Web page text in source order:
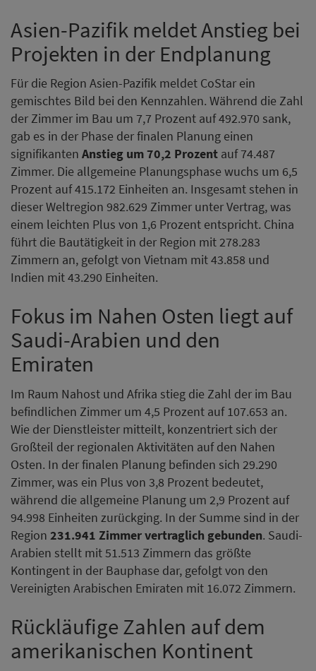
Asien-Pazifik meldet Anstieg bei
Projekten in der Endplanung
Für die Region Asien-Pazifik meldet CoStar ein
gemischtes Bild bei den Kennzahlen. Während die Zahl
der Zimmer im Bau um 7,7 Prozent auf 492.970 sank,
gab es in der Phase der finalen Planung einen
signifikanten Anstieg um 70,2 Prozent auf 74.487
Zimmer. Die allgemeine Planungsphase wuchs um 6,5
Prozent auf 415.172 Einheiten an. Insgesamt stehen in
dieser Weltregion 982.629 Zimmer unter Vertrag, was
einem leichten Plus von 1,6 Prozent entspricht. China
führt die Bautätigkeit in der Region mit 278.283
Zimmern an, gefolgt von Vietnam mit 43.858 und
Indien mit 43.290 Einheiten.
Fokus im Nahen Osten liegt auf
Saudi-Arabien und den
Emiraten
Im Raum Nahost und Afrika stieg die Zahl der im Bau
befindlichen Zimmer um 4,5 Prozent auf 107.653 an.
Wie der Dienstleister mitteilt, konzentriert sich der
Großteil der regionalen Aktivitäten auf den Nahen
Osten. In der finalen Planung befinden sich 29.290
Zimmer, was ein Plus von 3,8 Prozent bedeutet,
während die allgemeine Planung um 2,9 Prozent auf
94.998 Einheiten zurückging. In der Summe sind in der
Region 231.941 Zimmer vertraglich gebunden. Saudi-
Arabien stellt mit 51.513 Zimmern das größte
Kontingent in der Bauphase dar, gefolgt von den
Vereinigten Arabischen Emiraten mit 16.072 Zimmern.
Rückläufige Zahlen auf dem
amerikanischen Kontinent